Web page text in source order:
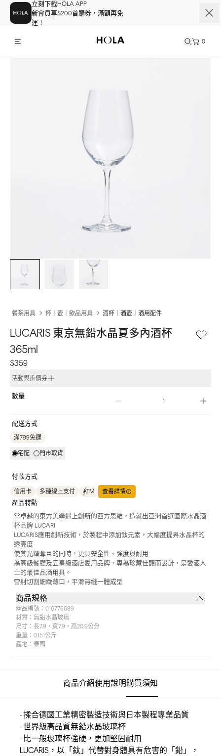
立刻下載HOLA APP
新會員享$200首購券，滿額再免
運！
0
餐茶用具 杯｜壺｜飲品用具 酒杯｜酒壺｜酒用配件
LUCARIS 東京無鉛水晶夏多內酒杯
365ml
$359
活動與折價券
數量
配送方式
滿799免運
宅配 門市取貨
付款方式
信用卡 多種線上支付 ATM 查看詳情
產品特點
當卓越的東方美學遇上創新的西方思維，造就出亞洲首選國際水晶酒
杯品牌 LUCARI
LUCARIS應用創新技術，於製程中添加鈦元素，大幅度提昇水晶杯的
透亮度
使其光耀奪目的同時，更具安全性、強度與耐用
為高級餐廳及五星級酒店愛用品牌，專為珍藏佳釀而設計，是愛酒人
士的最佳品酒用具。
雷射切割細緻薄口，平滑無縫一體成型
商品規格
商品編號： 016775689
材質： 無鉛水晶玻璃
尺寸： 長7.9，寬7.9，高20.9公分
重量： 0.151公斤
產地： 泰國
商品介紹使用說明購買須知
- 揉合德國工業精密製造技術與日本製程專業品質
- 世界級高品質無鉛水晶玻璃杯
- 比一般玻璃杯強硬，更加堅固耐用
LUCARIS，以「鈦」代替對身體具有危害的「鉛」，